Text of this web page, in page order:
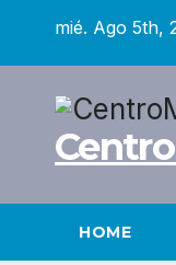
mié. Ago 5th,
HOME